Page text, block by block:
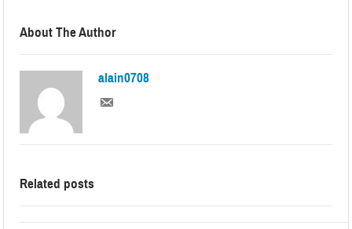
About The Author
alain0708
Related posts